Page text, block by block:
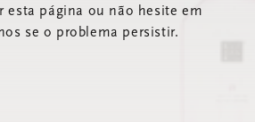
esta página ou não hesite em
se o problema persistir.